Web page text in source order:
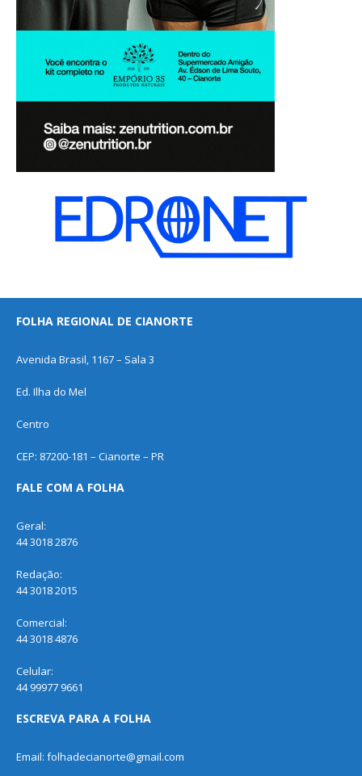
FOLHA REGIONAL DE CIANORTE
Avenida Brasil, 1167 – Sala 3
Ed. Ilha do Mel
Centro
CEP: 87200-181 – Cianorte – PR
FALE COM A FOLHA
Geral:
44 3018 2876
Redação:
44 3018 2015
Comercial:
44 3018 4876
Celular:
44 99977 9661
ESCREVA PARA A FOLHA
Email: folhadecianorte@gmail.com